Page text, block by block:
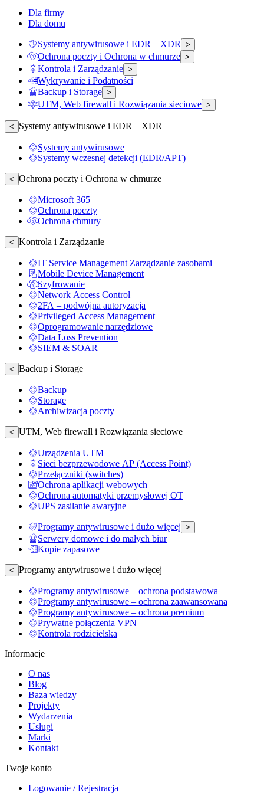
Dla firmy
Dla domu
Systemy antywirusowe i EDR – XDR >
Ochrona poczty i Ochrona w chmurze >
Kontrola i Zarządzanie >
Wykrywanie i Podatności
Backup i Storage >
UTM, Web firewall i Rozwiązania sieciowe >
< Systemy antywirusowe i EDR – XDR
Systemy antywirusowe
Systemy wczesnej detekcji (EDR/APT)
< Ochrona poczty i Ochrona w chmurze
Microsoft 365
Ochrona poczty
Ochrona chmury
< Kontrola i Zarządzanie
IT Service Management Zarządzanie zasobami
Mobile Device Management
Szyfrowanie
Network Access Control
2FA – podwójna autoryzacja
Privileged Access Management
Oprogramowanie narzędziowe
Data Loss Prevention
SIEM & SOAR
< Backup i Storage
Backup
Storage
Archiwizacja poczty
< UTM, Web firewall i Rozwiązania sieciowe
Urządzenia UTM
Sieci bezprzewodowe AP (Access Point)
Przełączniki (switches)
Ochrona aplikacji webowych
Ochrona automatyki przemysłowej OT
UPS zasilanie awaryjne
Programy antywirusowe i dużo więcej >
Serwery domowe i do małych biur
Kopie zapasowe
< Programy antywirusowe i dużo więcej
Programy antywirusowe – ochrona podstawowa
Programy antywirusowe – ochrona zaawansowana
Programy antywirusowe – ochrona premium
Prywatne połączenia VPN
Kontrola rodzicielska
Informacje
O nas
Blog
Baza wiedzy
Projekty
Wydarzenia
Usługi
Marki
Kontakt
Twoje konto
Logowanie / Rejestracja